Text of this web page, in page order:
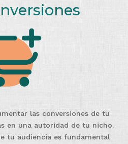
las conversiones de tu
en una autoridad de tu nicho.
tu audiencia es fundamental